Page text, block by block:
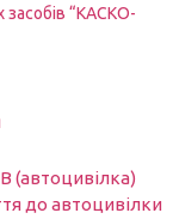
засобів “КАСКО-
(автоцивілка)
до автоцивілки